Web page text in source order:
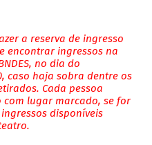
a reserva de ingresso
encontrar ingressos na
no dia do
caso haja sobra dentre os
Cada pessoa
com lugar marcado, se for
disponíveis